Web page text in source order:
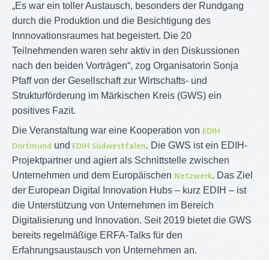
„Es war ein toller Austausch, besonders der Rundgang
durch die Produktion und die Besichtigung des
Innnovationsraumes hat begeistert. Die 20
Teilnehmenden waren sehr aktiv in den Diskussionen
nach den beiden Vorträgen“, zog Organisatorin Sonja
Pfaff von der Gesellschaft zur Wirtschafts- und
Strukturförderung im Märkischen Kreis (GWS) ein
positives Fazit.
Die Veranstaltung war eine Kooperation von EDIH
Dortmund und EDIH Südwestfalen. Die GWS ist ein EDIH-
Projektpartner und agiert als Schnittstelle zwischen
Unternehmen und dem Europäischen Netzwerk. Das Ziel
der European Digital Innovation Hubs – kurz EDIH – ist
die Unterstützung von Unternehmen im Bereich
Digitalisierung und Innovation. Seit 2019 bietet die GWS
bereits regelmäßige ERFA-Talks für den
Erfahrungsaustausch von Unternehmen an.